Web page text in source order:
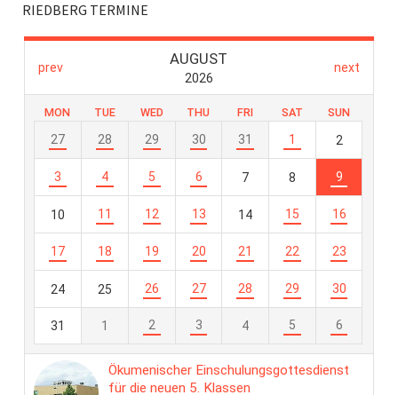
RIEDBERG TERMINE